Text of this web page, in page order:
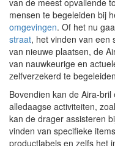
van de meest opvallende
mensen te begeleiden bij
omgevingen. Of het nu
straat, het vinden van een
van nieuwe plaatsen, de
van nauwkeurige en
zelfverzekerd te
Bovendien kan de Aira-
alledaagse activiteiten,
kan de drager assisteren
vinden van specifieke
productlabels en zelfs het